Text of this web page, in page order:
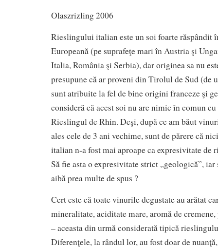
Olaszrizling 2006
Rieslingului italian este un soi foarte răspândit
Europeană (pe suprafeţe mari în Austria şi
Italia, România şi Serbia), dar originea sa nu
presupune că ar proveni din Tirolul de Sud (de
sunt atribuite la fel de bine origini franceze şi
consideră că acest soi nu are nimic în comun
Rieslingul de Rhin. Deşi, după ce am băut
ales cele de 3 ani vechime, sunt de părere că
italian n-a fost mai aproape ca expresivitate de
Să fie asta o expresivitate strict „geologică”,
aibă prea multe de spus ?
Cert este că toate vinurile degustate au arătat
mineralitate, aciditate mare, aromă de
– aceasta din urmă considerată tipică
Diferenţele, la rândul lor, au fost doar de